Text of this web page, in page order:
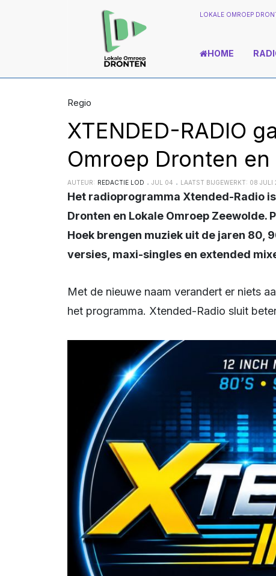
LOKALE OMROEP
HOME
Regio
XTENDED-RADIO
Omroep Dronten
AUTEUR: REDACTIE LOD JUL 04 LAATST BIJGEWERKT: 08 JULI
Het radioprogramma Xtended-Radio is vanaf eind juli te horen bij Lokale Omroep
Dronten en Lokale Omroep Zeewolde.
Hoek brengen muziek uit de jaren 80,
versies, maxi-singles en extended
Met de nieuwe naam verandert er niets aan de muziekkeuze, maar wel de uitstraling van
het programma. Xtended-Radio sluit